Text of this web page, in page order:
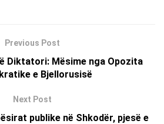
Previous Post
Diktatori: Mësime nga Opozita
e Bjellorusisë
Next Post
publike në Shkodër, pjesë e